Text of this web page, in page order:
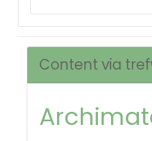
Content via